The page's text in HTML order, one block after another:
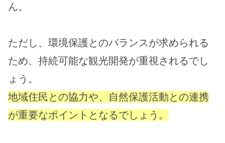
ん。
ただし、環境保護とのバランスが求められる
ため、持続可能な観光開発が重視されるでし
ょう。
地域住民との協力や、自然保護活動との連携
が重要なポイントとなるでしょう。